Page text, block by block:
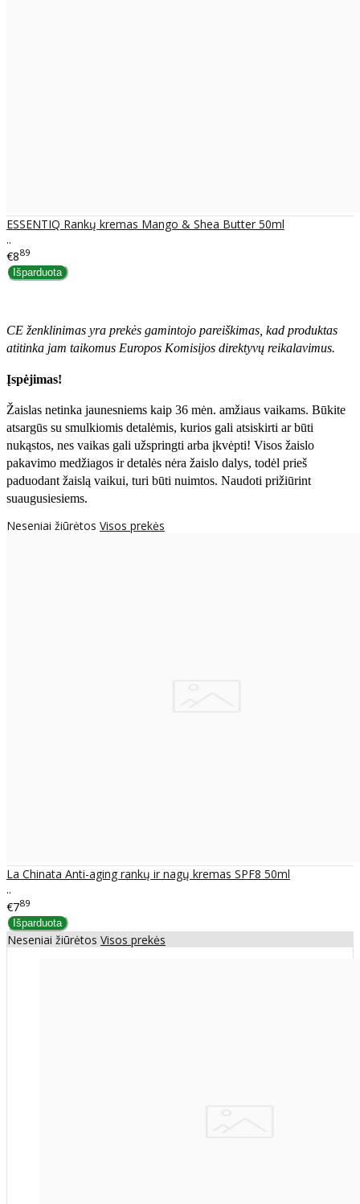
ESSENTIQ Rankų kremas Mango & Shea Butter 50ml
..
€889
CE ženklinimas yra prekės gamintojo pareiškimas, kad produktas
atitinka jam taikomus Europos Komisijos direktyvų reikalavimus.
Įspėjimas!
Žaislas netinka jaunesniems kaip 36 mėn. amžiaus vaikams. Būkite
atsargūs su smulkiomis detalėmis, kurios gali atsiskirti ar būti
nukąstos, nes vaikas gali užspringti arba įkvėpti! Visos žaislо
pakavimo medžiagos ir detalės nėra žaislo dalys, todėl prieš
paduodant žaislą vaikui, turi būti nuimtos. Naudoti prižiūrint
suaugusiesiems.
Neseniai žiūrėtos Visos prekės
La Chinata Anti-aging rankų ir nagų kremas SPF8 50ml
..
€789
Neseniai žiūrėtos Visos prekės